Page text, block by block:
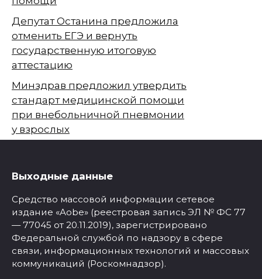
Депутат Останина предложила
отменить ЕГЭ и вернуть
государственную итоговую
аттестацию
Минздрав предложил утвердить
стандарт медицинской помощи
при внебольничной пневмонии
у взрослых
Выходные данные
Средство массовой информации сетевое
издание «Aobe» (реестровая запись ЭЛ № ФС 77
— 77045 от 20.11.2019), зарегистрировано
Федеральной службой по надзору в сфере
связи, информационных технологий и массовых
коммуникаций (Роскомнадзор).